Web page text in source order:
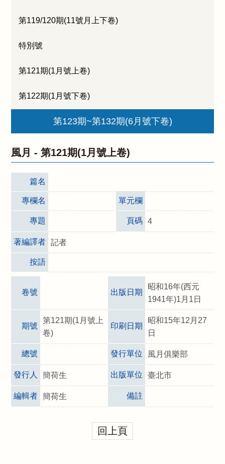
第119/120期(11號月上下卷)
特別號
第121期(1月號上卷)
第122期(1月號下卷)
第123期~第132期(6月號下卷)
風月 -第121期(1月號上卷)
篇名
專欄名 單元欄
專題 頁碼 4
著編譯者 記者
按語
卷號 出版日期
昭和16年(西元
1941年)1月1日
期號
第121期(1月號上
卷)
印刷日期
昭和15年12月27
日
總號 發行單位 風月俱樂部
發行人 簡荷生 出版單位 臺北市
編輯者 簡荷生 備註
回上頁